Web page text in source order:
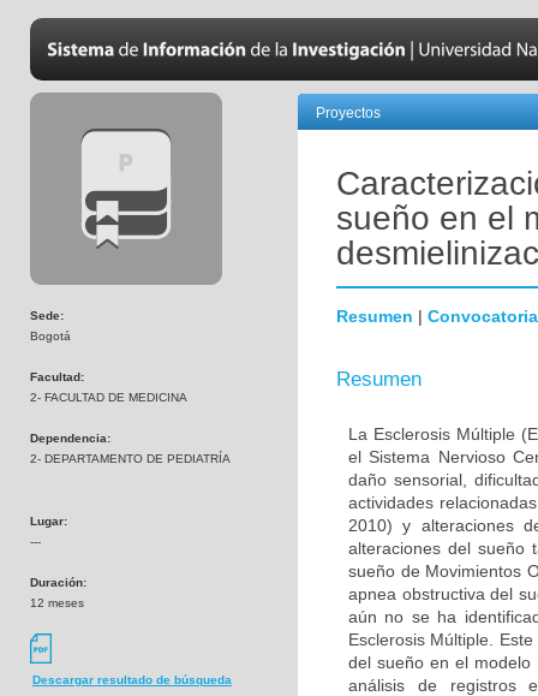
Sede:
Bogotá
Facultad:
2- FACULTAD DE MEDICINA
Dependencia:
2- DEPARTAMENTO DE PEDIATRÍA
Lugar:
---
Duración:
12 meses
Descargar resultado de búsqueda
Proyectos
sueño en el
Resumen | Convocatoria
Resumen
La Esclerosis Múltiple
el Sistema Nervioso
daño sensorial,
actividades
2010) y alteraciones
alteraciones del sueño
sueño de Movimientos
apnea obstructiva del
aún no se ha
Esclerosis Múltiple.
del sueño en el modelo
análisis de registros